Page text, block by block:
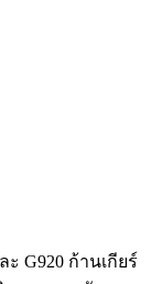
G920 ก้านเกียร์